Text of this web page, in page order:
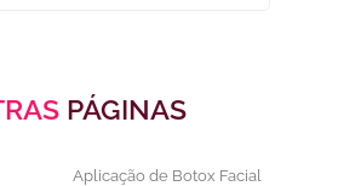
PÁGINAS
Aplicação de Botox Facial